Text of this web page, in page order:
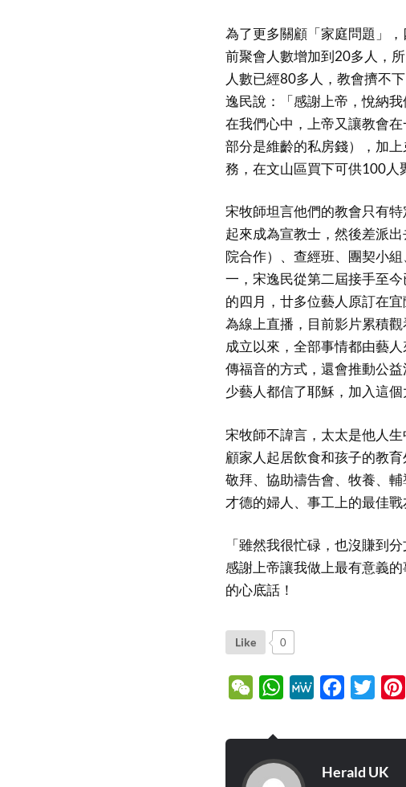
為了更多關顧「家庭問題」
前聚會人數增加到20多人，
人數已經80多人，教會擠不
逸民說：「感謝上帝，悅納
在我們心中，上帝又讓教會
部分是維齡的私房錢），加
務，在文山區買下可供100人
宋牧師坦言他們的教會只有
起來成為宣教士，然後差派
院合作）、查經班、團契小
一，宋逸民從第二屆接手至
的四月，廿多位藝人原訂在
為線上直播，目前影片累積
成立以來，全部事情都由藝
傳福音的方式，還會推動公
少藝人都信了耶穌，加入這個
宋牧師不諱言，太太是他人
顧家人起居飲食和孩子的教
敬拜、協助禱告會、牧養、
才德的婦人、事工上的最佳戰
「雖然我很忙碌，也沒賺到
感謝上帝讓我做上最有意義
的心底話！
Like 0
WeChatWhatsApp
MeWe Facebook
Herald UK